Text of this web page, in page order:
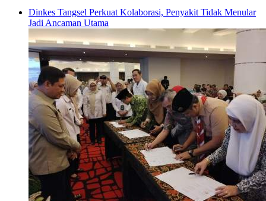
Dinkes Tangsel Perkuat Kolaborasi, Penyakit Tidak Menular
Jadi Ancaman Utama